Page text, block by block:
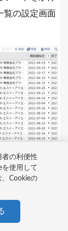
覧の設定画面
ら
の利便性
使用して
Cookieの